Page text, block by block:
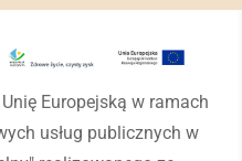
Europejską w ramach
usług publicznych w